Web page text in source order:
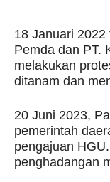
18 Januari
Pemda dan PT.
melakukan
ditanam dan
20 Juni 2023,
pemerintah
pengajuan
penghadangan